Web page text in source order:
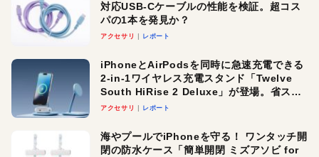
対応USB-Cケーブルの性能を検証。超コス
パの1本を発見か？
アクセサリ レポート
iPhoneとAirPodsを同時に急速充電できる
2-in-1ワイヤレス充電スタンド「Twelve
South HiRise 2 Deluxe」が登場。省スペ
ースでおしゃれに充電したい人にオスス
アクセサリ レポート
海やプールでiPhoneを守る！ ワンタッチ開
閉の防水ケース「簡単開閉 ミズアソビ for